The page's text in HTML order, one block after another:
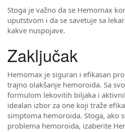
Stoga je važno da se Hemomax
uputstvom i da se savetuje sa
kakve nuspojave.
Zaključak
Hemomax je siguran i efikasan
trajno olakšanje hemoroida. Sa
formulom lekovitih biljaka i
idealan izbor za one koji traže
simptoma hemoroida. Stoga, ako
problema hemoroida, izaberite